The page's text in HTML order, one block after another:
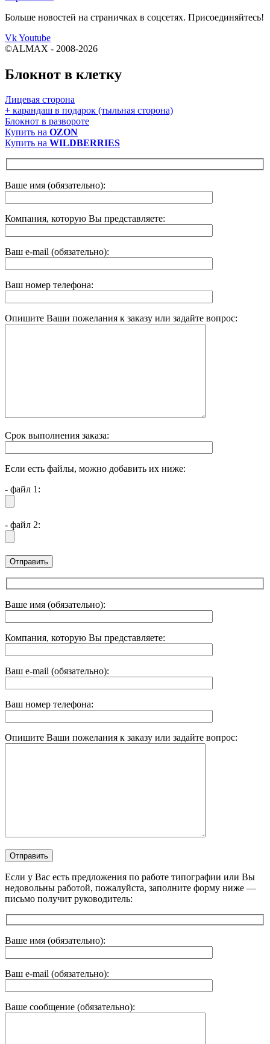
Больше новостей на страничках в соцсетях. Присоединяйтесь!
VkYoutube
©ALMAX - 2008-2026
Блокнот в клетку
Лицевая сторона
+ карандаш в подарок (тыльная сторона)
Блокнот в развороте
Купить на OZON
Купить на WILDBERRIES
Ваше имя (обязательно):
Компания, которую Вы представляете:
Ваш e-mail (обязательно):
Ваш номер телефона:
Опишите Ваши пожелания к заказу или задайте вопрос:
Срок выполнения заказа:
Если есть файлы, можно добавить их ниже:
- файл 1:
- файл 2:
Ваше имя (обязательно):
Компания, которую Вы представляете:
Ваш e-mail (обязательно):
Ваш номер телефона:
Опишите Ваши пожелания к заказу или задайте вопрос:
Если у Вас есть предложения по работе типографии или Вы
недовольны работой, пожалуйста, заполните форму ниже —
письмо получит руководитель:
Ваше имя (обязательно):
Ваш e-mail (обязательно):
Ваше сообщение (обязательно):